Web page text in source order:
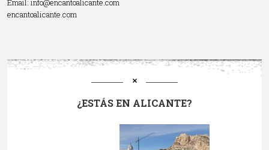
Email: info@encantoalicante.com
encantoalicante.com
¿ESTÁS EN ALICANTE?